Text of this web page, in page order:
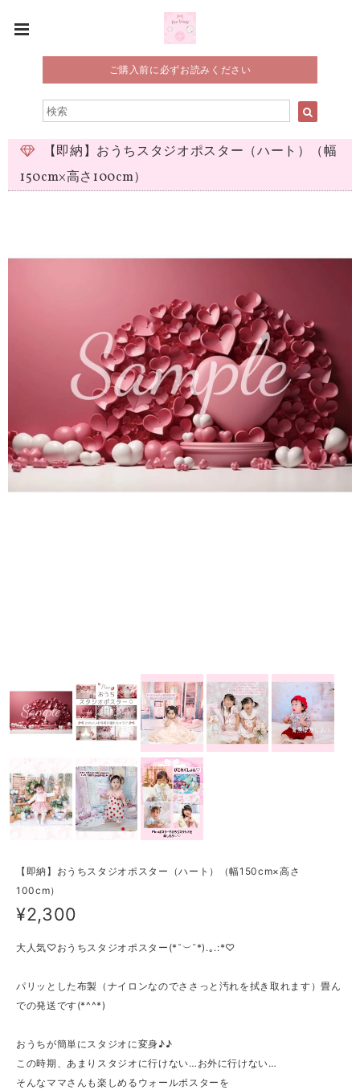
ご購入前に必ずお読みください
【即納】おうちスタジオポスター（ハート）（幅
150cm×高さ100cm）
【即納】おうちスタジオポスター（ハート）（幅150cm×高さ
100cm）
¥2,300
大人気♡おうちスタジオポスター(*˘︶˘*).｡.:*♡
パリッとした布製（ナイロンなのでささっと汚れを拭き取れます）畳ん
での発送です(*^^*)
おうちが簡単にスタジオに変身♪♪
この時期、あまりスタジオに行けない…お外に行けない…
そんなママさんも楽しめるウォールポスターを